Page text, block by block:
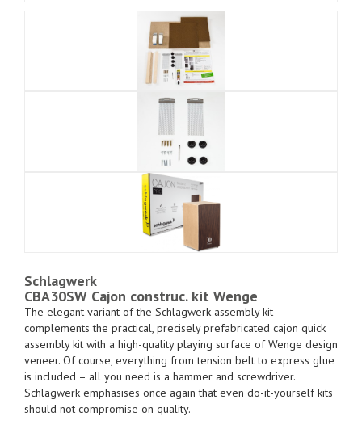
Schlagwerk
CBA30SW Cajon construc. kit Wenge
The elegant variant of the Schlagwerk assembly kit
complements the practical, precisely prefabricated cajon quick
assembly kit with a high-quality playing surface of Wenge design
veneer. Of course, everything from tension belt to express glue
is included – all you need is a hammer and screwdriver.
Schlagwerk emphasises once again that even do-it-yourself kits
should not compromise on quality.